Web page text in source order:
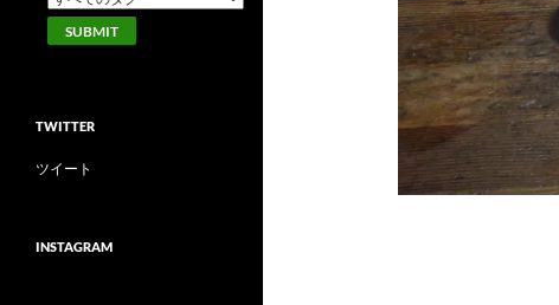
TWITTER
ツイート
INSTAGRAM